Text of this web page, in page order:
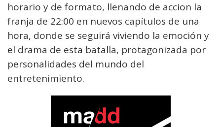
horario y de formato, llenando de accion la
franja de 22:00 en nuevos capítulos de una
hora, donde se seguirá viviendo la emoción y
el drama de esta batalla, protagonizada por
personalidades del mundo del
entretenimiento.